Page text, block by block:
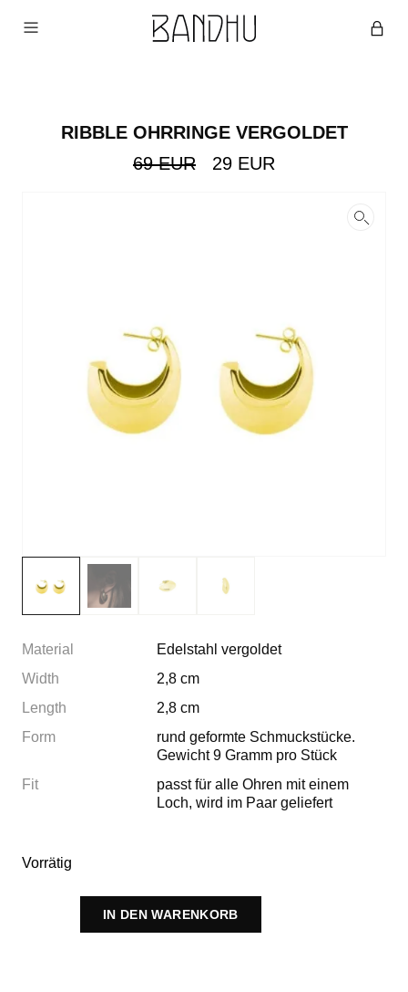
RIBBLE OHRRINGE VERGOLDET
69EUR
Ursprünglicher
29 EUR
Material
Edelstahl vergoldet
Width
2,8 cm
Length
2,8 cm
Form
rund geformte Schmuckstücke.
Gewicht 9 Gramm pro Stück
Fit
passt für alle Ohren mit einem
Loch, wird im Paar geliefert
Vorrätig
IN DEN WARENKORB